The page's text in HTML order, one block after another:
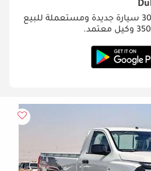
استكشف أكثر من 30،000 سيارة جديدة ومستعملة للبيع